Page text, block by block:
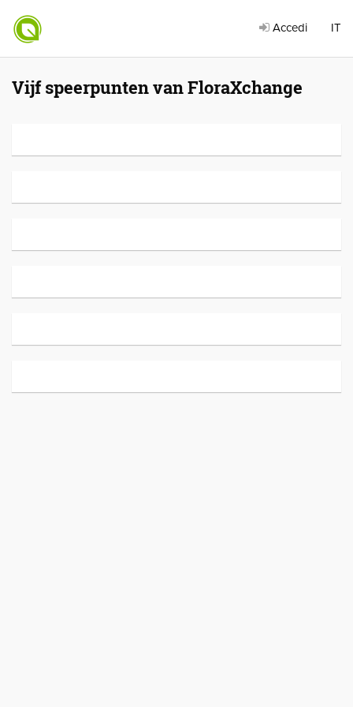
Accedi IT
Vijf speerpunten van FloraXchange